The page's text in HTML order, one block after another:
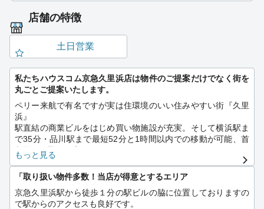
店舗の特徴
土日営業
私たちハウスコム京急久里浜店は物件のご提案だけでなく街を
丸ごとご提案いたします。
ペリー来航で有名ですが実は住環境のいい住みやすい街『久里
浜』
駅直結の商業ビルをはじめ買い物施設が充実。そして横浜駅ま
で35分・品川駅まで最短52分と1時間以内での移動が可能、首
都圏にお勤めの方にもおすすめです！
また駅から約15分の距離に久里浜海岸があるなど、三浦半島の
豊かな自然を身近に感じることのできる街です。
自然と利便性がマッチされたこの久里浜でご納得のいくお部屋
探しをしませんか？
もっと見る
「取り扱い物件多数！当店が得意とするエリア
京急久里浜駅から徒歩１分の駅ビルの脇に位置しておりますの
で駅からのアクセスも良好です。